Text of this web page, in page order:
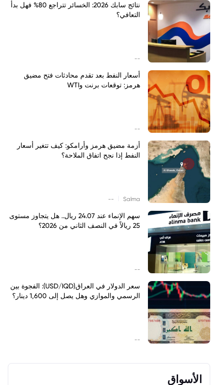
نتائج سابك 2026: الخسائر تتراجع 80% فهل بدأ
التعافي؟
--
أسعار النفط بعد تقدم محادثات فتح مضيق
هرمز: توقعات برنت وWTI
--
أزمة مضيق هرمز وأرامكو: كيف تتغير أسعار
النفط إذا نجح اتفاق الملاحة؟
Salma
--
سهم الإنماء عند 24.07 ريال.. هل يتجاوز مستوى
25 ريالاً في النصف الثاني من 2026؟
--
سعر الدولار في العراق(USD/IQD): الفجوة بين
الرسمي والموازي وهل يصل إلى 1,600 دينار؟
--
الأسواق